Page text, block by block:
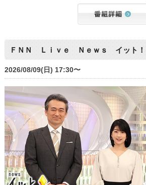
ＦＮＮ Ｌｉｖｅ Ｎｅｗｓ イット！
2026/08/09(日) 17:30〜